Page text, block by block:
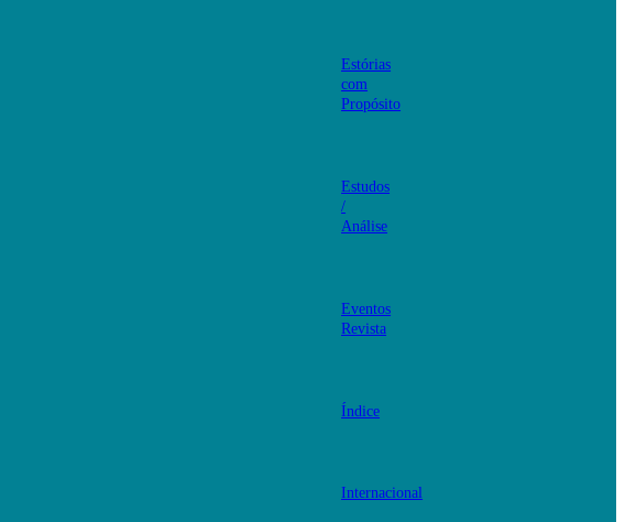
Estórias
com
Propósito
Estudos
/
Análise
Eventos
Revista
Índice
Internacional